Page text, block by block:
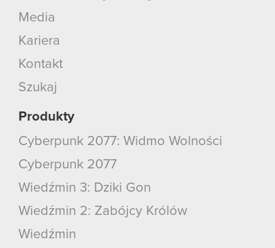
Media
Kariera
Kontakt
Szukaj
Produkty
Cyberpunk 2077: Widmo Wolności
Cyberpunk 2077
Wiedźmin 3: Dziki Gon
Wiedźmin 2: Zabójcy Królów
Wiedźmin